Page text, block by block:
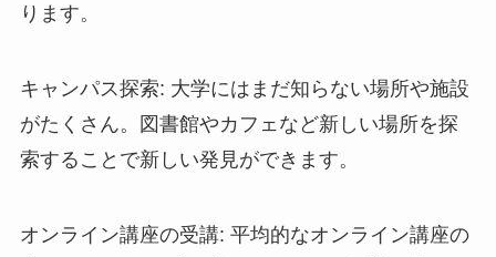
ります。
キャンパス探索: 大学にはまだ知らない場所や施設
がたくさん。図書館やカフェなど新しい場所を探
索することで新しい発見ができます。
オンライン講座の受講: 平均的なオンライン講座の